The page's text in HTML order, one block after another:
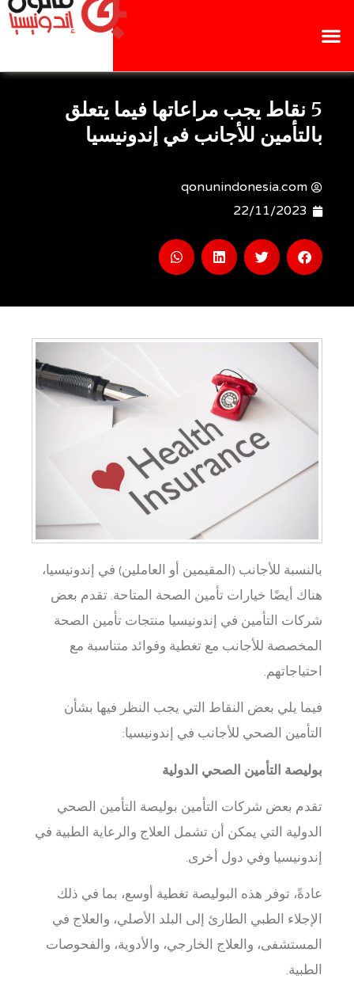
5 نقاط يجب مراعاتها فيما يتعلق
بالتأمين للأجانب في إندونيسيا
qonunindonesia.com
22/11/2023
بالنسبة للأجانب (المقيمين أو العاملين) في إندونيسيا،
هناك أيضًا خيارات تأمين الصحة المتاحة. تقدم بعض
شركات التأمين في إندونيسيا منتجات تأمين الصحة
المخصصة للأجانب مع تغطية وفوائد متناسبة مع
احتياجاتهم.
فيما يلي بعض النقاط التي يجب النظر فيها بشأن
التأمين الصحي للأجانب في إندونيسيا:
بوليصة التأمين الصحي الدولية
تقدم بعض شركات التأمين بوليصة التأمين الصحي
الدولية التي يمكن أن تشمل العلاج والرعاية الطبية في
إندونيسيا وفي دول أخرى.
عادةً، توفر هذه البوليصة تغطية أوسع، بما في ذلك
الإجلاء الطبي الطارئ إلى البلد الأصلي، والعلاج في
المستشفى، والعلاج الخارجي، والأدوية، والفحوصات
الطبية.